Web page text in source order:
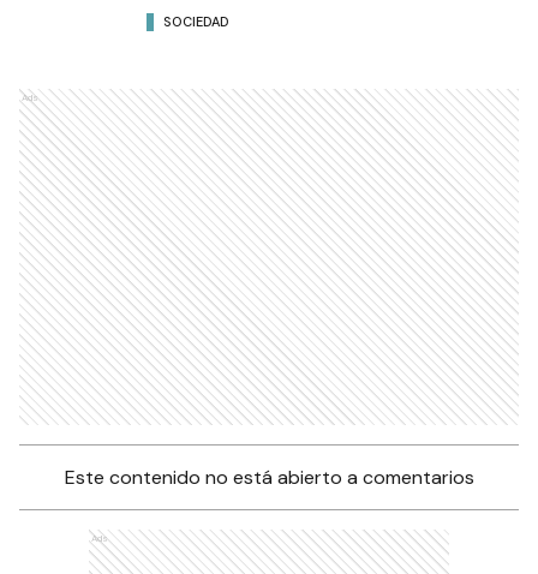
SOCIEDAD
Ads
Este contenido no está abierto a comentarios
Ads